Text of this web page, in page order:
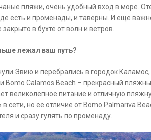
пляжи, очень удобный вход в море.
есть и променады, и таверны. И еще
в бухте от волн и ветров.
лежал ваш путь?
Эвию и перебрались в городок
Bomo Calamos Beach – прекрасный
великолепное питание и отличную
в сети, но ее отличие от Bomo Palmariva
и сразу гулять по променаду.